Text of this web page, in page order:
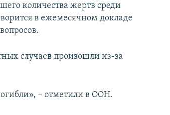
количества жертв среди
в ежемесячном докладе
случаев произошли из-за
– отметили в ООН.